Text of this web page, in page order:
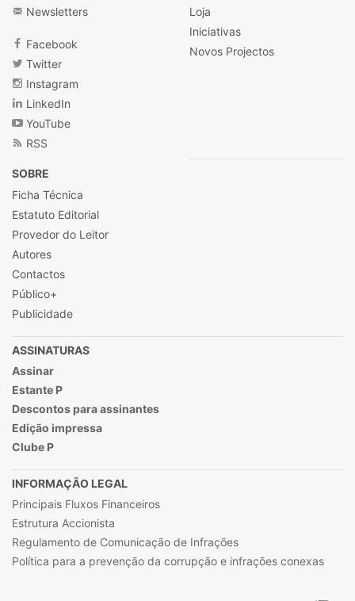
Newsletters
Facebook
Twitter
Instagram
LinkedIn
YouTube
RSS
Loja
Iniciativas
Novos Projectos
SOBRE
Ficha Técnica
Estatuto Editorial
Provedor do Leitor
Autores
Contactos
Público+
Publicidade
ASSINATURAS
Assinar
Estante P
Descontos para assinantes
Edição impressa
Clube P
INFORMAÇÃO LEGAL
Principais Fluxos Financeiros
Estrutura Accionista
Regulamento de Comunicação de Infrações
Política para a prevenção da corrupção e infrações conexas